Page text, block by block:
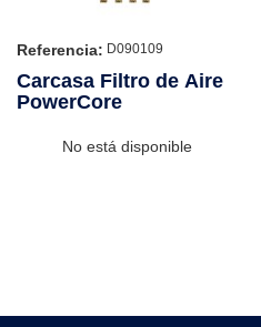
Referencia: D090109
Carcasa Filtro de Aire
PowerCore
No está disponible